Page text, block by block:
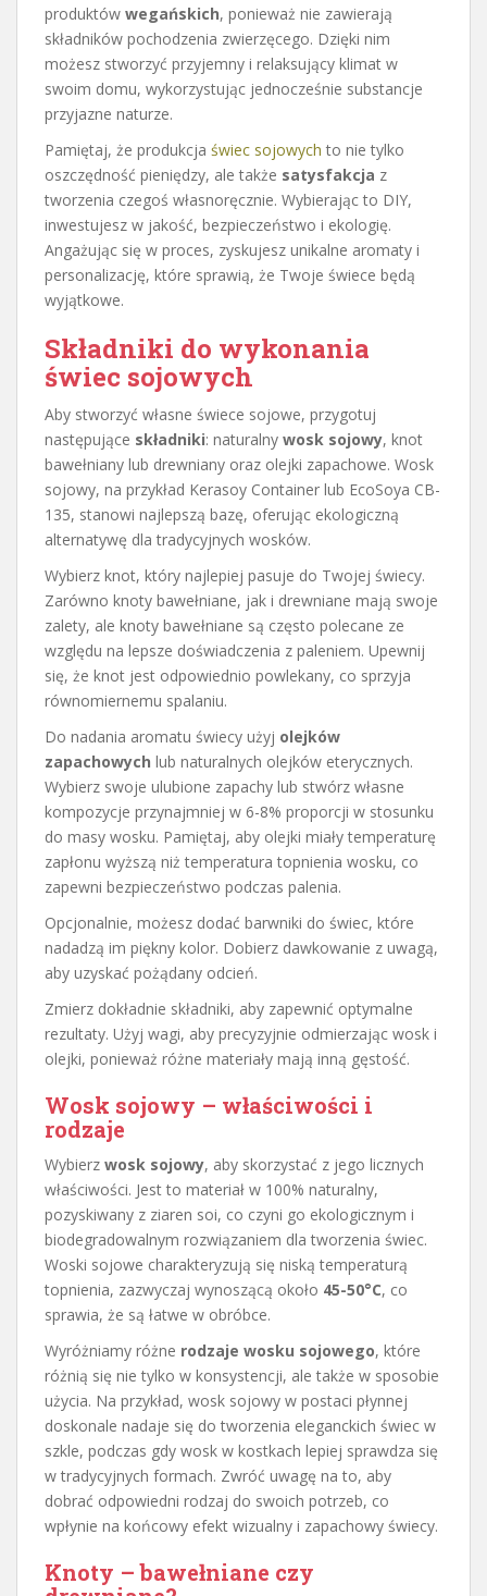
produktów wegańskich, ponieważ nie zawierają
składników pochodzenia zwierzęcego. Dzięki nim
możesz stworzyć przyjemny i relaksujący klimat w
swoim domu, wykorzystując jednocześnie substancje
przyjazne naturze.
Pamiętaj, że produkcja świec sojowych to nie tylko
oszczędność pieniędzy, ale także satysfakcja z
tworzenia czegoś własnoręcznie. Wybierając to DIY,
inwestujesz w jakość, bezpieczeństwo i ekologię.
Angażując się w proces, zyskujesz unikalne aromaty i
personalizację, które sprawią, że Twoje świece będą
wyjątkowe.
Składniki do wykonania
świec sojowych
Aby stworzyć własne świece sojowe, przygotuj
następujące składniki: naturalny wosk sojowy, knot
bawełniany lub drewniany oraz olejki zapachowe. Wosk
sojowy, na przykład Kerasoy Container lub EcoSoya CB-
135, stanowi najlepszą bazę, oferując ekologiczną
alternatywę dla tradycyjnych wosków.
Wybierz knot, który najlepiej pasuje do Twojej świecy.
Zarówno knoty bawełniane, jak i drewniane mają swoje
zalety, ale knoty bawełniane są często polecane ze
względu na lepsze doświadczenia z paleniem. Upewnij
się, że knot jest odpowiednio powlekany, co sprzyja
równomiernemu spalaniu.
Do nadania aromatu świecy użyj olejków
zapachowych lub naturalnych olejków eterycznych.
Wybierz swoje ulubione zapachy lub stwórz własne
kompozycje przynajmniej w 6-8% proporcji w stosunku
do masy wosku. Pamiętaj, aby olejki miały temperaturę
zapłonu wyższą niż temperatura topnienia wosku, co
zapewni bezpieczeństwo podczas palenia.
Opcjonalnie, możesz dodać barwniki do świec, które
nadadzą im piękny kolor. Dobierz dawkowanie z uwagą,
aby uzyskać pożądany odcień.
Zmierz dokładnie składniki, aby zapewnić optymalne
rezultaty. Użyj wagi, aby precyzyjnie odmierzając wosk i
olejki, ponieważ różne materiały mają inną gęstość.
Wosk sojowy – właściwości i
rodzaje
Wybierz wosk sojowy, aby skorzystać z jego licznych
właściwości. Jest to materiał w 100% naturalny,
pozyskiwany z ziaren soi, co czyni go ekologicznym i
biodegradowalnym rozwiązaniem dla tworzenia świec.
Woski sojowe charakteryzują się niską temperaturą
topnienia, zazwyczaj wynoszącą około 45-50°C, co
sprawia, że są łatwe w obróbce.
Wyróżniamy różne rodzaje wosku sojowego, które
różnią się nie tylko w konsystencji, ale także w sposobie
użycia. Na przykład, wosk sojowy w postaci płynnej
doskonale nadaje się do tworzenia eleganckich świec w
szkle, podczas gdy wosk w kostkach lepiej sprawdza się
w tradycyjnych formach. Zwróć uwagę na to, aby
dobrać odpowiedni rodzaj do swoich potrzeb, co
wpłynie na końcowy efekt wizualny i zapachowy świecy.
Knoty – bawełniane czy